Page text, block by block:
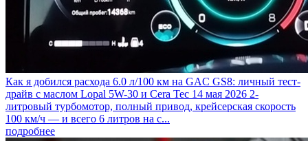
Как я добился расхода 6.0 л/100 км на GAC GS8: личный тест-
драйв с маслом Lopal 5W-30 и Cera Tec 14 мая 2026 2-
литровый турбомотор, полный привод, крейсерская скорость
100 км/ч — и всего 6 литров на с...
подробнее